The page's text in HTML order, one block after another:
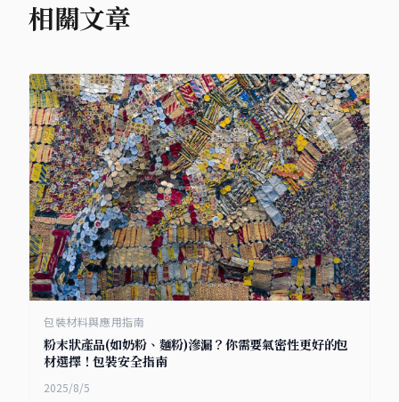
相關文章
包裝材料與應用指南
粉末狀產品(如奶粉、麵粉)滲漏？你需要氣密性更好的包
材選擇！包裝安全指南
2025/8/5